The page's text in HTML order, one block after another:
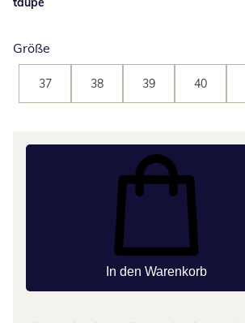
Größe
37 38 39 40
In den Warenkorb